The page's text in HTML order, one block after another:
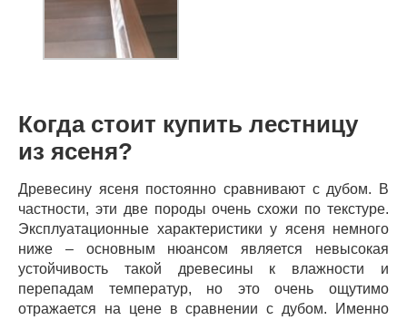
Когда стоит купить лестницу
из ясеня?
Древесину ясеня постоянно сравнивают с дубом. В
частности, эти две породы очень схожи по текстуре.
Эксплуатационные характеристики у ясеня немного
ниже – основным нюансом является невысокая
устойчивость такой древесины к влажности и
перепадам температур, но это очень ощутимо
отражается на цене в сравнении с дубом. Именно